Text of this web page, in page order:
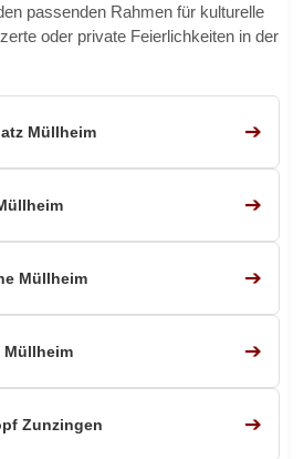
passenden Rahmen für kulturelle
oder private Feierlichkeiten in der
Müllheim ➔
➔
Müllheim ➔
Müllheim ➔
Zunzingen ➔